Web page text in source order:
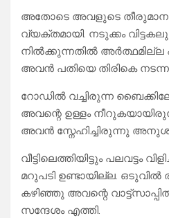
അതോടെ അവളുടെ
വ്യക്തമായി. നടുക്കം
നിൽക്കുന്നതിൽ അർത്ഥമില്ല
അവൻ പതിയെ തിരികെ
റോഡിൽ വച്ചിരുന്ന
അവന്റെ ഉള്ളം
അവൻ സ്നേഹിച്ചിരുന്നു
വീട്ടിലെത്തിയിട്ടും പലവട്ടം
മറുപടി ഉണ്ടായില്ല. ഒടുവിൽ
കഴിഞ്ഞു അവന്റെ
സന്ദേശം എത്തി.